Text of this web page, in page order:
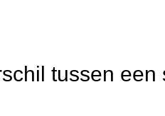
tussen